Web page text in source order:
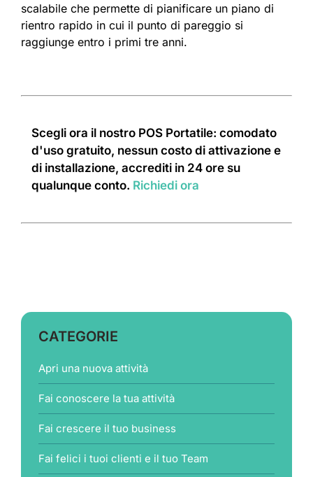
scalabile che permette di pianificare un piano di
rientro rapido in cui il punto di pareggio si
raggiunge entro i primi tre anni.
Scegli ora il nostro POS Portatile: comodato
d'uso gratuito, nessun costo di attivazione e
di installazione, accrediti in 24 ore su
qualunque conto. Richiedi ora
CATEGORIE
Apri una nuova attività
Fai conoscere la tua attività
Fai crescere il tuo business
Fai felici i tuoi clienti e il tuo Team